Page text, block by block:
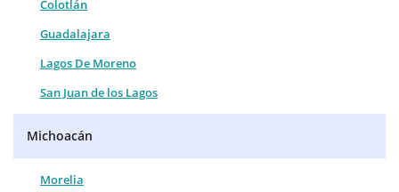
Colotlán
Guadalajara
Lagos De Moreno
San Juan de los Lagos
Michoacán
Morelia